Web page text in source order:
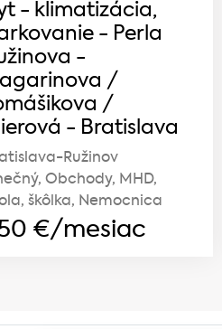
- klimatizácia,
- Perla
-
/
/
- Bratislava
Ružinov
Obchody, MHD,
škôlka, Nemocnica
€/mesiac